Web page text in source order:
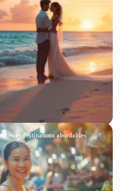
et destinations abordables